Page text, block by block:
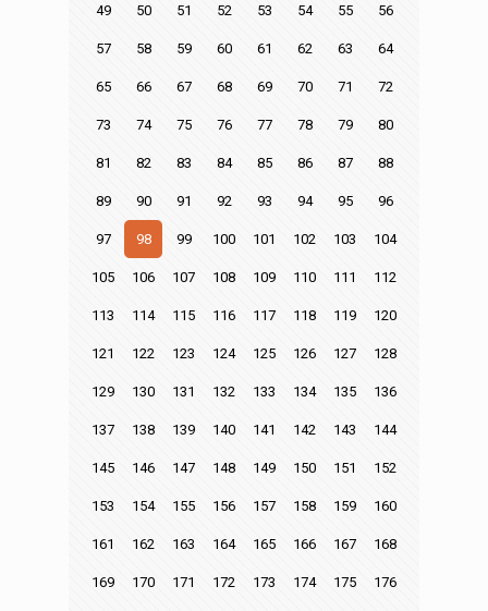
49 50 51 52 53 54 55 56
57 58 59 60 61 62 63 64
65 66 67 68 69 70 71 72
73 74 75 76 77 78 79 80
81 82 83 84 85 86 87 88
89 90 91 92 93 94 95 96
97 98 99 100 101 102 103 104
105 106 107 108 109 110 111 112
113 114 115 116 117 118 119 120
121 122 123 124 125 126 127 128
129 130 131 132 133 134 135 136
137 138 139 140 141 142 143 144
145 146 147 148 149 150 151 152
153 154 155 156 157 158 159 160
161 162 163 164 165 166 167 168
169 170 171 172 173 174 175 176